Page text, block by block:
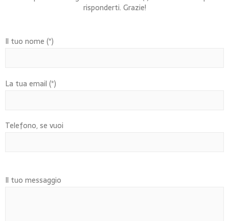
risponderti. Grazie!
Il tuo nome (*)
La tua email (*)
Telefono, se vuoi
Il tuo messaggio